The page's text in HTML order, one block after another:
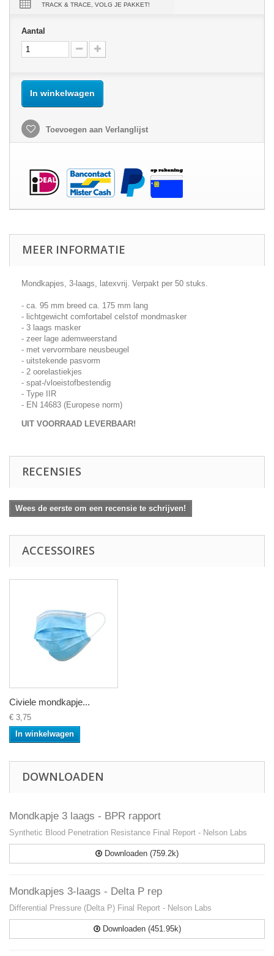
TRACK & TRACE, VOLG JE PAKKET!
Aantal
In winkelwagen
Toevoegen aan Verlanglijst
MEER INFORMATIE
Mondkapjes, 3-laags, latexvrij. Verpakt per 50 stuks.
- ca. 95 mm breed ca. 175 mm lang
- lichtgewicht comfortabel celstof mondmasker
- 3 laags masker
- zeer lage ademweerstand
- met vervormbare neusbeugel
- uitstekende pasvorm
- 2 oorelastiekjes
- spat-/vloeistofbestendig
- Type IIR
- EN 14683 (Europese norm)
UIT VOORRAAD LEVERBAAR!
RECENSIES
Wees de eerste om een recensie te schrijven!
ACCESSOIRES
Civiele mondkapje...
€ 3,75
In winkelwagen
DOWNLOADEN
Mondkapje 3 laags - BPR rapport
Synthetic Blood Penetration Resistance Final Report - Nelson Labs
Downloaden (759.2k)
Mondkapjes 3-laags - Delta P rep
Differential Pressure (Delta P) Final Report - Nelson Labs
Downloaden (451.95k)